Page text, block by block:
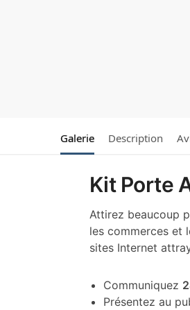
Galerie Description
Kit Porte
Attirez beaucoup
les commerces et
sites Internet
Communiquez
Présentez au